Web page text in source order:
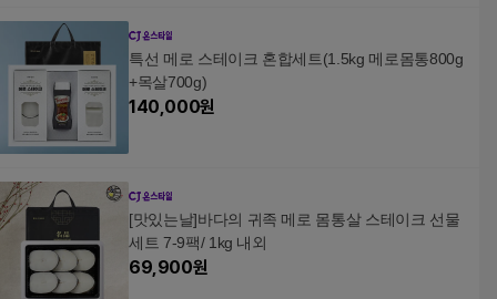
특선 메로 스테이크 혼합세트(1.5kg 메로몸통800g
+목살700g)
140,000원
[맛있는날]바다의 귀족 메로 몸통살 스테이크 선물
세트 7-9팩/ 1kg 내외
69,900원